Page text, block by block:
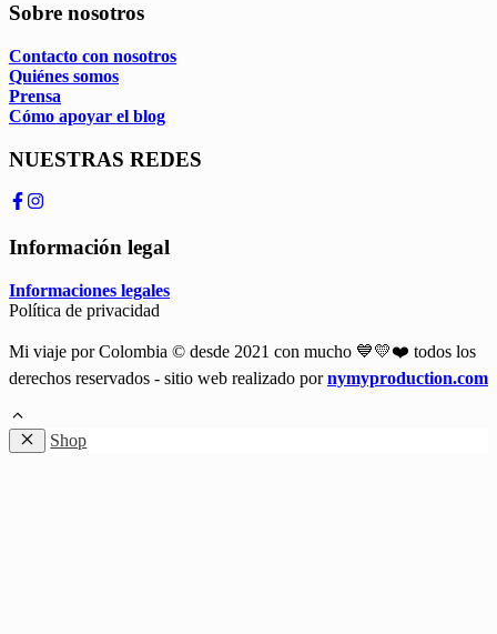
Sobre nosotros
Contacto con nosotros
Quiénes somos
Prensa
Cómo apoyar el blog
NUESTRAS REDES
Información legal
Informaciones legales
Política de privacidad
Mi viaje por Colombia © desde 2021 con mucho 💙💛❤️ todos los
derechos reservados - sitio web realizado pornymyproduction.com
Close
Shop